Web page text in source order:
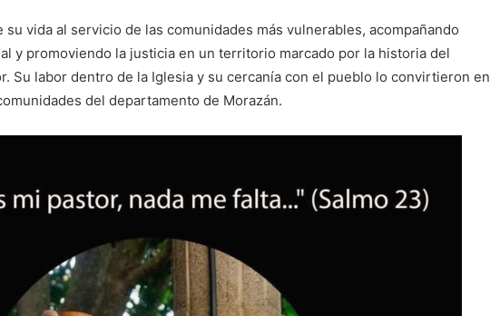
vida al servicio de las comunidades más vulnerables, acompañando
y promoviendo la justicia en un territorio marcado por la historia del
Su labor dentro de la Iglesia y su cercanía con el pueblo lo convirtieron en
del departamento de Morazán.